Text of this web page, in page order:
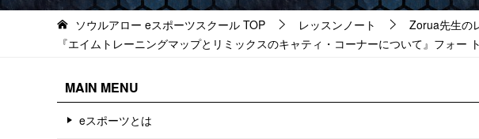
ソウルアロー eスポーツスクール TOP レッスンノート
Zorua先生の
『エイムトレーニングマップとリミックスのキャティ・コーナーについて』フォ
MAIN MENU
eスポーツとは